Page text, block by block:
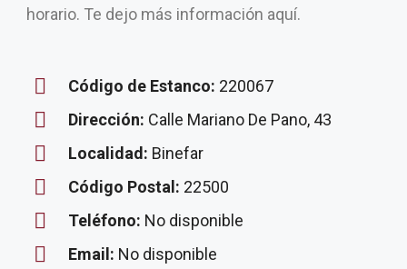
horario. Te dejo más información aquí.
Código de Estanco: 220067
Dirección: Calle Mariano De Pano, 43
Localidad: Binefar
Código Postal: 22500
Teléfono: No disponible
Email: No disponible